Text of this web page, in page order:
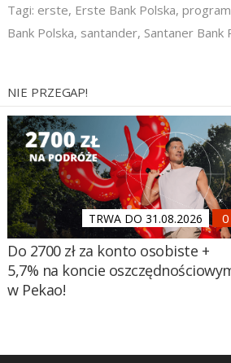
Tagi: erste, Erste Bank Polska,
Bank Polska, santander, Santaner Bank
NIE PRZEGAP!
TRWA DO 31.08.2026
Do 2700 zł za konto osobiste +
5,7% na koncie
w Pekao!